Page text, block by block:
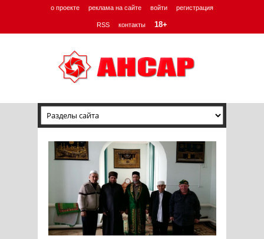
о проекте реклама на сайте войти регистрация
RSS контакты 18+